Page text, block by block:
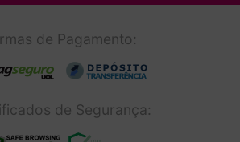
de Pagamento:
de Segurança: